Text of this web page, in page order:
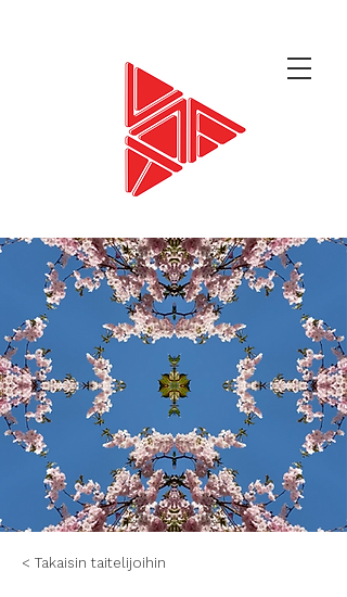
< Takaisin taitelijoihin